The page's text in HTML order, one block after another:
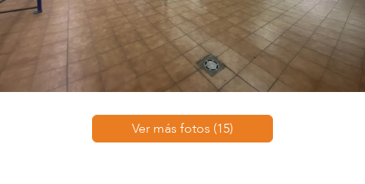
Ver más fotos (15)